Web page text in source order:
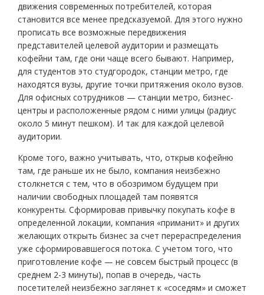
движения современных потребителей, которая
становится все менее предсказуемой. Для этого нужно
прописать все возможные передвижения
представителей целевой аудитории и размещать
кофейни там, где они чаще всего бывают. Например,
для студентов это студгородок, станции метро, где
находятся вузы, другие точки притяжения около вузов.
Для офисных сотрудников — станции метро, бизнес-
центры и расположенные рядом с ними улицы (радиус
около 5 минут пешком). И так для каждой целевой
аудитории.
Кроме того, важно учитывать, что, открыв кофейню
там, где раньше их не было, компания неизбежно
столкнется с тем, что в обозримом будущем при
наличии свободных площадей там появятся
конкуренты. Сформировав привычку покупать кофе в
определенной локации, компания «приманит» и других
желающих открыть бизнес за счет перераспределения
уже сформировавшегося потока. С учетом того, что
приготовление кофе — не совсем быстрый процесс (в
среднем 2-3 минуты), попав в очередь, часть
посетителей неизбежно заглянет к «соседям» и сможет